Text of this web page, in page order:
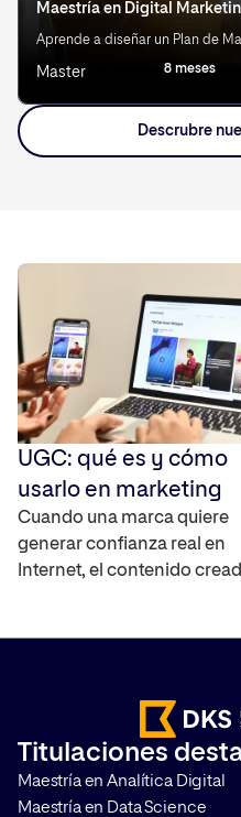
Maestría en Digital
Aprende a diseñar un Plan de
Master 8 meses
Descrubre
UGC: qué es y cómo
usarlo en marketing
Cuando una marca quiere
generar confianza real en
Internet, el contenido
ayuda a construir
acelera el proceso en la
decisiones de compra. Te
contamos en qué consiste
Titulaciones
Maestría en Analítica Digital
Maestría en Data Science